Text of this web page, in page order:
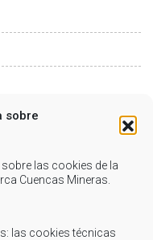
sobre
las cookies de la
Cuencas Mineras.
las cookies técnicas